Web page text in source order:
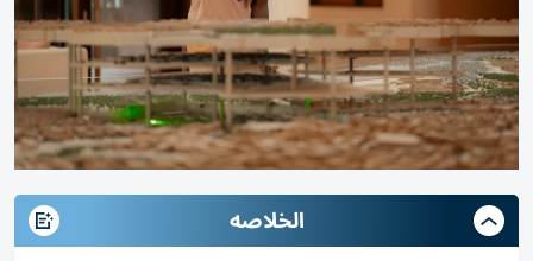
الخلاصه